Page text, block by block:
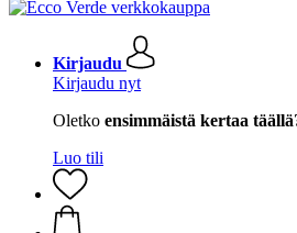
Kirjaudu
Kirjaudu nyt
Oletko ensimmäistä kertaa
Luo tili